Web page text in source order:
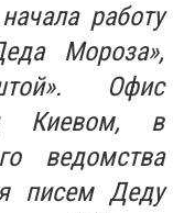
работу
Мороза»,
Офис
Киевом, в
ведомства
писем Деду